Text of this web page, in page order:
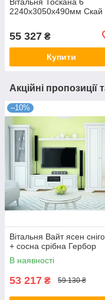
2240х3050х490мм Скай
55 327 ₴
Купити
Акційні пропозиції
–10%
Вітальня Вайт ясен
+ сосна срібна Гербор
В наявності
53 217 ₴ 59 130 ₴